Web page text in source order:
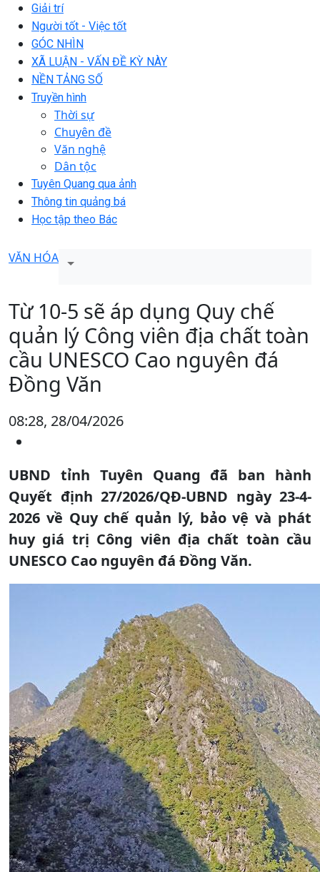
Giải trí
Người tốt - Việc tốt
GÓC NHÌN
XÃ LUẬN - VẤN ĐỀ KỲ NÀY
NỀN TẢNG SỐ
Truyền hình
Thời sự
Chuyên đề
Văn nghệ
Dân tộc
Tuyên Quang qua ảnh
Thông tin quảng bá
Học tập theo Bác
VĂN HÓA
Từ 10-5 sẽ áp dụng Quy chế
quản lý Công viên địa chất toàn
cầu UNESCO Cao nguyên đá
Đồng Văn
08:28, 28/04/2026
UBND tỉnh Tuyên Quang đã ban hành
Quyết định 27/2026/QĐ-UBND ngày 23-4-
2026 về Quy chế quản lý, bảo vệ và phát
huy giá trị Công viên địa chất toàn cầu
UNESCO Cao nguyên đá Đồng Văn.